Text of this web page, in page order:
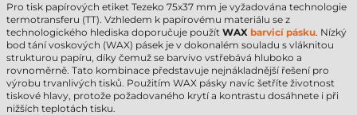
Pro tisk papírových etiket Tezeko 75x37 mm je vyžadována technologie
termotransferu (TT). Vzhledem k papírovému materiálu se z
technologického hlediska doporučuje použít WAX barvicí pásku. Nízký
bod tání voskových (WAX) pásek je v dokonalém souladu s vláknitou
strukturou papíru, díky čemuž se barvivo vstřebává hluboko a
rovnoměrně. Tato kombinace představuje nejnákladnější řešení pro
výrobu trvanlivých tisků. Použitím WAX pásky navíc šetříte životnost
tiskové hlavy, protože požadovaného krytí a kontrastu dosáhnete i při
nižších teplotách tisku.